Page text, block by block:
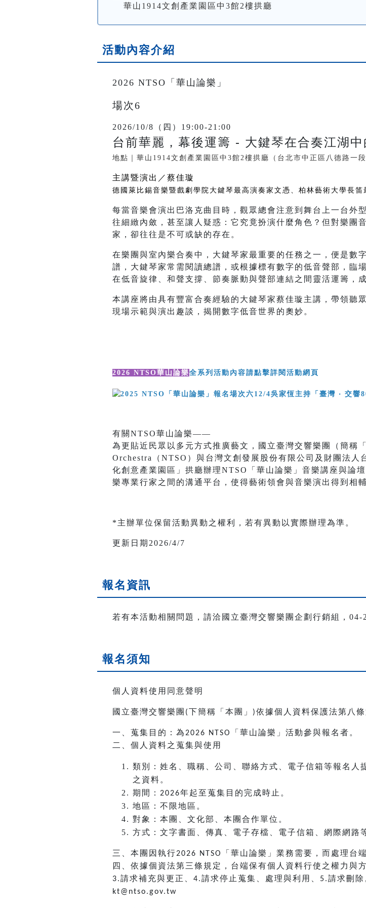
華山1914文創產業園區中3館2樓拱廳
活動內容介紹
2026 NTSO「華山論樂」
場次6
2026/10/8（四）19:00-21:00
台前華麗，幕後運籌 - 大鍵琴在合奏江湖
地點｜華山1914文創產業園區中3館2樓拱廳（台北市中正區八德路一段
主講暨演出／蔡佳璇
德國萊比錫音樂暨戲劇學院大鍵琴最高演奏家文憑、柏林藝術大學長笛
每當音樂會演出巴洛克曲目時，觀眾總會注意到舞台上一台外
往細緻內斂，甚至讓人疑惑：它究竟扮演什麼角色？但對樂團
家，卻往往是不可或缺的存在。
在樂團與室內樂合奏中，大鍵琴家最重要的任務之一，便是數
譜，大鍵琴家常需閱讀總譜，或根據標有數字的低音聲部，臨
在低音旋律、和聲支撐、節奏脈動與聲部連結之間靈活運籌，
本講座將由具有豐富合奏經驗的大鍵琴家蔡佳璇主講，帶領聽
現場示範與演出趣談，揭開數字低音世界的奧妙。
2026 NTSO華山論樂全系列活動內容請點擊詳閱活動網頁
有關NTSO華山論樂——
為更貼近民眾以多元方式推廣藝文，國立臺灣交響樂團（簡稱
Orchestra（NTSO）與台灣文創發展股份有限公司及財團法人
化創意產業園區」拱廳辦理NTSO「華山論樂」音樂講座與論
樂專業行家之間的溝通平台，使得藝術領會與音樂演出得到相
*主辦單位保留活動異動之權利，若有異動以實際辦理為準。
更新日期2026/4/7
報名資訊
若有本活動相關問題，請洽國立臺灣交響樂團企劃行銷組，
報名須知
個人資料使用同意聲明
國立臺灣交響樂團 (下簡稱「本團」 )依據個人資料保護法第八
一、蒐集目的：為2026 NTSO
「華山論樂」活動參與報名者。
二、個人資料之蒐集與使用
類別：姓名、職稱、公司、聯絡方式、電子信箱等報名人
之資料。
期間： 2026年起至蒐集目的完成時止。
地區：不限地區。
對象：本團、文化部、本團合作單位。
方式：文字書面、傳真、電子存檔、電子信箱、網際網路
三、本團因執行2026 NTSO
「華山論樂」業務需要，而處理台
四、依據個資法第三條規定，台端保有個人資料行使之權力與
3.請求補充與更正、 4.請求停止蒐集、處理與利用、 5.請求刪除
kt@ntso.gov.tw